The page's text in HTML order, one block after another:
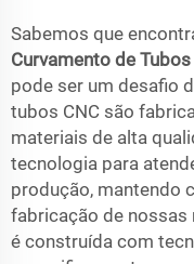
Sabemos que
Curvamento de Tubos
pode ser um desafio
tubos CNC são
materiais de alta
tecnologia para
produção, mantendo
fabricação de nossas
é construída com